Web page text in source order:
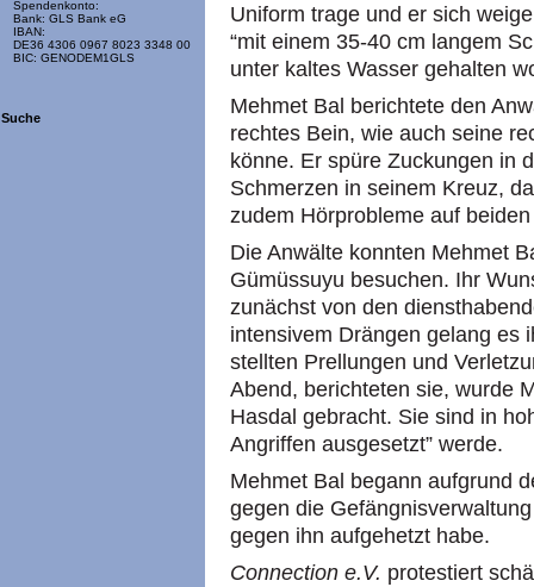
Spendenkonto:
Bank: GLS Bank eG
IBAN:
DE36 4306 0967 8023 3348 00
BIC: GENODEM1GLS
Suche
Uniform trage und er sich
“mit einem 35-40 cm langem
unter kaltes Wasser gehalten
Mehmet Bal berichtete den
rechtes Bein, wie auch seine
könne. Er spüre Zuckungen in
Schmerzen in seinem Kreuz,
zudem Hörprobleme auf beiden
Die Anwälte konnten Mehmet
Gümüssuyu besuchen. Ihr
zunächst von den
intensivem Drängen gelang es
stellten Prellungen und
Abend, berichteten sie, wurde
Hasdal gebracht. Sie sind in
Angriffen ausgesetzt” werde.
Mehmet Bal begann aufgrund
gegen die
gegen ihn aufgehetzt habe.
Connection e.V. protestiert